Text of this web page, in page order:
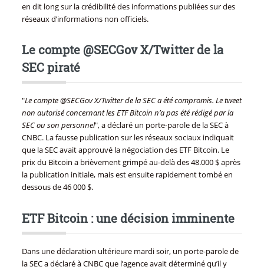
en dit long sur la crédibilité des informations publiées sur des
réseaux d’informations non officiels.
Le compte @SECGov X/Twitter de la
SEC piraté
"Le compte @SECGov X/Twitter de la SEC a été compromis. Le tweet
non autorisé concernant les ETF Bitcoin n’a pas été rédigé par la
SEC ou son personnel", a déclaré un porte-parole de la SEC à
CNBC. La fausse publication sur les réseaux sociaux indiquait
que la SEC avait approuvé la négociation des ETF Bitcoin. Le
prix du Bitcoin a brièvement grimpé au-delà des 48.000 $ après
la publication initiale, mais est ensuite rapidement tombé en
dessous de 46 000 $.
ETF Bitcoin : une décision imminente
Dans une déclaration ultérieure mardi soir, un porte-parole de
la SEC a déclaré à CNBC que l’agence avait déterminé qu’il y